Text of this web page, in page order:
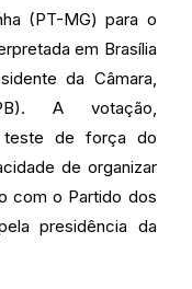
(PT-MG) para o
em Brasília
da Câmara,
A votação,
teste de força do
de organizar
com o Partido dos
presidência da